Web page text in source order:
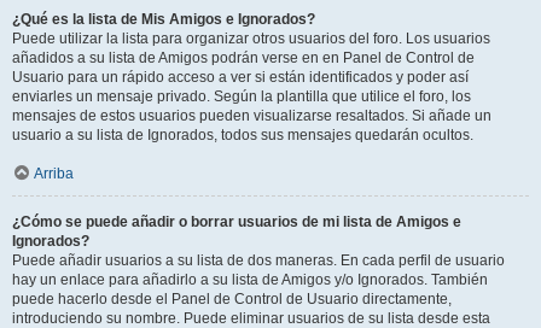
¿Qué es la lista de Mis Amigos e Ignorados?
Puede utilizar la lista para organizar otros usuarios del foro. Los usuarios
añadidos a su lista de Amigos podrán verse en en Panel de Control de
Usuario para un rápido acceso a ver si están identificados y poder así
enviarles un mensaje privado. Según la plantilla que utilice el foro, los
mensajes de estos usuarios pueden visualizarse resaltados. Si añade un
usuario a su lista de Ignorados, todos sus mensajes quedarán ocultos.
Arriba
¿Cómo se puede añadir o borrar usuarios de mi lista de Amigos e
Ignorados?
Puede añadir usuarios a su lista de dos maneras. En cada perfil de usuario
hay un enlace para añadirlo a su lista de Amigos y/o Ignorados. También
puede hacerlo desde el Panel de Control de Usuario directamente,
introduciendo su nombre. Puede eliminar usuarios de su lista desde esta